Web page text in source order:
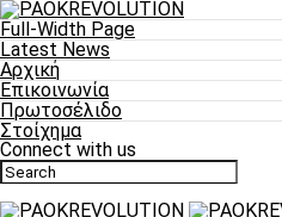
Full-Width Page
Latest News
Αρχική
Επικοινωνία
Πρωτοσέλιδο
Στοίχημα
Connect with us